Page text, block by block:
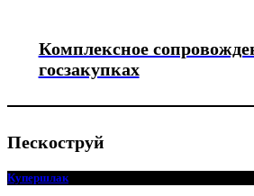
Комплексное
госзакупках
Пескоструй
Купершлак